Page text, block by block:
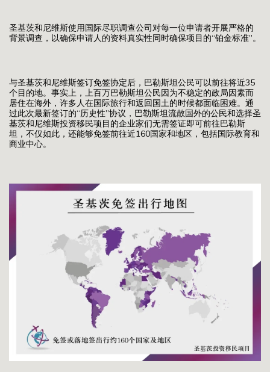
圣基茨和尼维斯使用国际尽职调查公司对每一位申请者开展严格的
背景调查，以确保申请人的资料真实性同时确保项目的“铂金标准”。
与圣基茨和尼维斯签订免签协定后，巴勒斯坦公民可以前往将近35
个目的地。事实上，上百万巴勒斯坦公民因为不稳定的政局因素而
居住在海外，许多人在国际旅行和返回国土的时候都面临困难。通
过此次最新签订的“历史性”协议，巴勒斯坦流散国外的公民和选择圣
基茨和尼维斯投资移民项目的企业家们无需签证即可前往巴勒斯
坦，不仅如此，还能够免签前往近160国家和地区，包括国际教育和
商业中心。